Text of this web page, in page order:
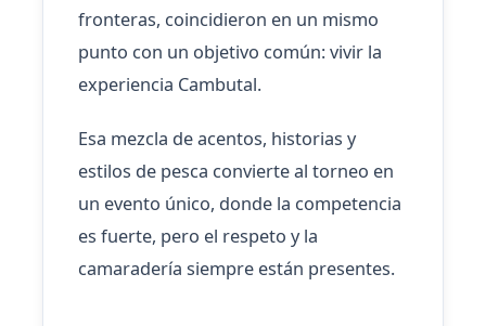
fronteras, coincidieron en un mismo
punto con un objetivo común: vivir la
experiencia Cambutal.
Esa mezcla de acentos, historias y
estilos de pesca convierte al torneo en
un evento único, donde la competencia
es fuerte, pero el respeto y la
camaradería siempre están presentes.